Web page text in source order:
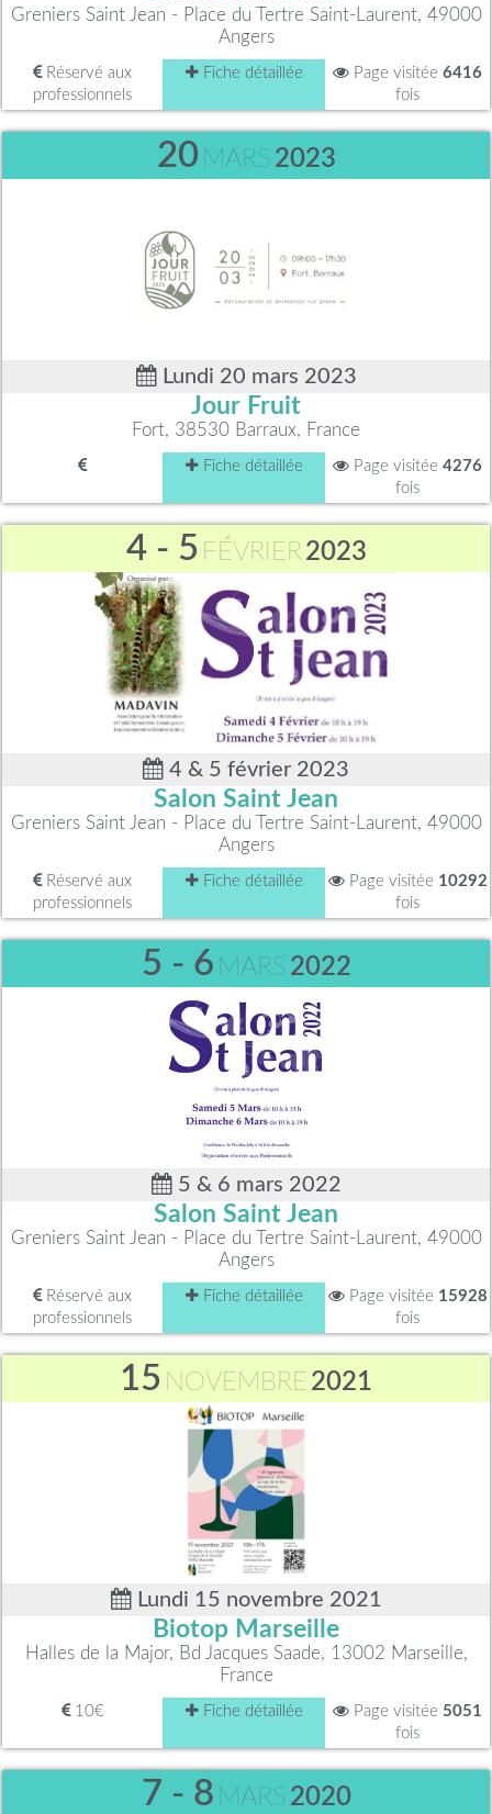
Greniers Saint Jean - Place du Tertre Saint-Laurent, 49000
Angers
Réservé aux
professionnels
Fiche détaillée Page visitée 6416
fois
20 MARS 2023
Lundi 20 mars 2023
Jour Fruit
Fort, 38530 Barraux, France
Fiche détaillée Page visitée 4276
fois
4 - 5 FÉVRIER2023
4 & 5 février 2023
Salon Saint Jean
Greniers Saint Jean - Place du Tertre Saint-Laurent, 49000
Angers
Réservé aux
professionnels
Fiche détaillée Page visitée 10292
fois
5 - 6 MARS 2022
5 & 6 mars 2022
Salon Saint Jean
Greniers Saint Jean - Place du Tertre Saint-Laurent, 49000
Angers
Réservé aux
professionnels
Fiche détaillée Page visitée 15928
fois
15 NOVEMBRE 2021
Lundi 15 novembre 2021
Biotop Marseille
Halles de la Major, Bd Jacques Saade, 13002 Marseille,
France
10€ Fiche détaillée Page visitée 5051
fois
7 - 8 MARS 2020